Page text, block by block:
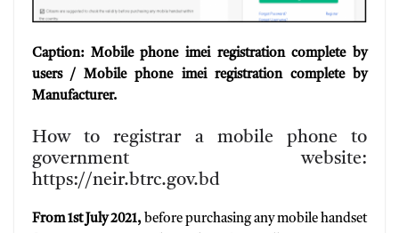
Caption: Mobile phone imei registration complete by
users / Mobile phone imei registration complete by
Manufacturer.
How to registrar a mobile phone to
government website:
https://neir.btrc.gov.bd
From 1st July 2021, before purchasing any mobile handset